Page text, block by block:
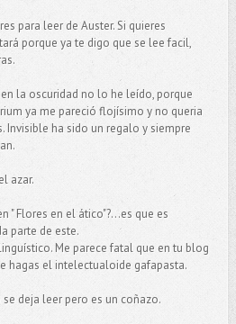
para leer de Auster. Si quieres
porque ya te digo que se lee facil,
la oscuridad no lo he leído, porque
ya me pareció flojísimo y no queria
Invisible ha sido un regalo y siempre
azar.
" Flores en el ático"?...es que es
parte de este.
Me parece fatal que en tu blog
hagas el intelectualoide gafapasta.
deja leer pero es un coñazo.